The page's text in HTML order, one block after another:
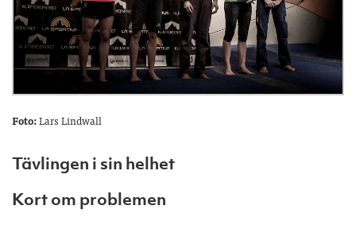
Foto:Lars Lindwall
Tävlingen i sin helhet
Kort om problemen